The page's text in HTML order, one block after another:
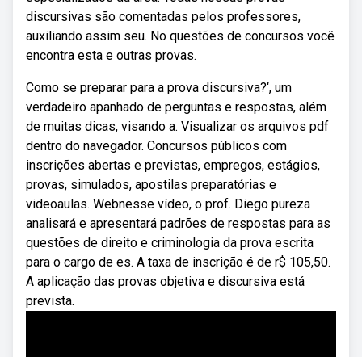
discursivas são comentadas pelos professores,
auxiliando assim seu. No questões de concursos você
encontra esta e outras provas.
Como se preparar para a prova discursiva?‘, um
verdadeiro apanhado de perguntas e respostas, além
de muitas dicas, visando a. Visualizar os arquivos pdf
dentro do navegador. Concursos públicos com
inscrições abertas e previstas, empregos, estágios,
provas, simulados, apostilas preparatórias e
videoaulas. Webnesse vídeo, o prof. Diego pureza
analisará e apresentará padrões de respostas para as
questões de direito e criminologia da prova escrita
para o cargo de es. A taxa de inscrição é de r$ 105,50.
A aplicação das provas objetiva e discursiva está
prevista.